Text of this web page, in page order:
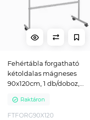
Fehértábla forgatható
kétoldalas mágneses
90x120cm, 1 db/doboz,
Raktáron
FTFORG90X120